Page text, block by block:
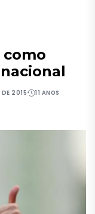
DE 2015 11 ANOS